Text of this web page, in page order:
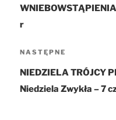
r
Następny
wpis
NASTĘPNE
NIEDZIELA TRÓJCY
Niedziela Zwykła – 7